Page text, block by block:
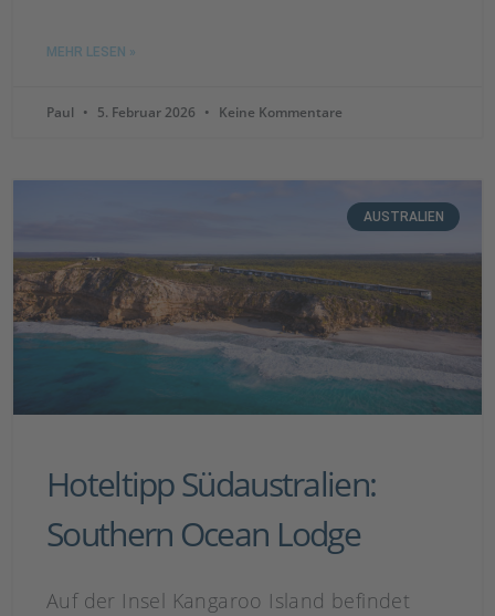
MEHR LESEN »
Paul 5. Februar 2026 Keine Kommentare
AUSTRALIEN
Hoteltipp Südaustralien:
Southern Ocean Lodge
Auf der Insel Kangaroo Island befindet